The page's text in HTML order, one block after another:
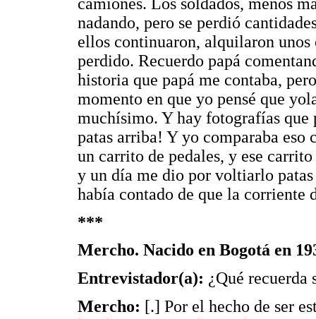
nadando, pero se perdió
ellos continuaron, alquilaron
perdido. Recuerdo papá
historia que papá me contaba,
momento en que yo pensé que
muchísimo. Y hay fotografías que
patas arriba! Y yo comparaba eso
un carrito de pedales, y ese
y un día me dio por voltiarlo
había contado de que la
***
Mercho. Nacido en Bogotá en
Entrevistador(a): ¿Qué
Mercho: [.] Por el hecho de ser